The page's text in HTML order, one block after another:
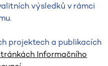
výsledků v rámci
projektech a publikacích
Informačního